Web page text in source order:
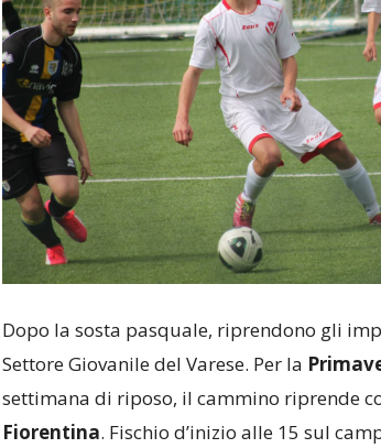
Dopo la sosta pasquale, riprendono gli
Settore Giovanile del Varese. Per la
settimana di riposo, il cammino riprende
Fiorentina. Fischio d’inizio alle 15 sul